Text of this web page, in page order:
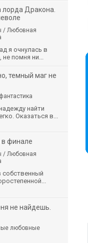
лорда Дракона.
/ Любовная
я очнулась в
не помня ни...
темный маг не
найти
Оказаться в...
в финале
/ Любовная
собственный
не найдешь.
любовные